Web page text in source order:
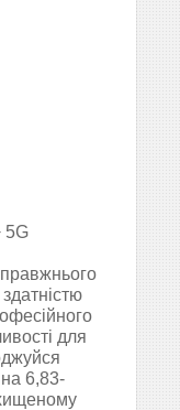
5G
для
6,83-